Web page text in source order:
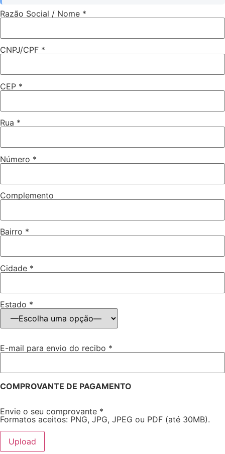
Razão Social / Nome *
CNPJ/CPF *
CEP *
Rua *
Número *
Complemento
Bairro *
Cidade *
Estado *
E-mail para envio do recibo *
COMPROVANTE DE PAGAMENTO
Envie o seu comprovante *
Formatos aceitos: PNG, JPG, JPEG ou PDF (até 30MB).